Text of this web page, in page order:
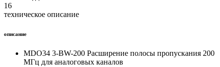
16
техническое описание
описание
MDO34 3-BW-200 Расширение полосы пропускания 200
МГц для аналоговых каналов